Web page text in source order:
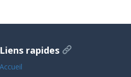
Liens rapides
Accueil